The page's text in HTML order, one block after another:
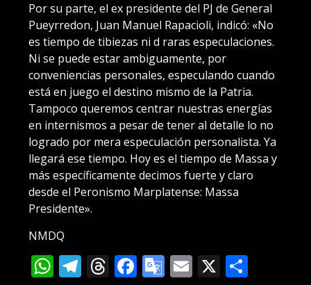
Por su parte, el ex presidente del PJ de General
Pueyrredon, Juan Manuel Rapacioli, indicó: «No
es tiempo de tibiezas ni d raras especulaciones.
Ni se puede estar ambiguamente, por
conveniencias personales, especulando cuando
está en juego el destino mismo de la Patria.
Tampoco queremos centrar nuestras energías
en internismos a pesar de tener al detalle lo no
logrado por mera especulación personalista. Ya
llegará ese tiempo. Hoy es el tiempo de Massa y
más específicamente decimos fuerte y claro
desde el Peronismo Marplatense: Massa
Presidente».
NMDQ
WhatsApp
Telegram
Threads
Facebook
Google
Email
X